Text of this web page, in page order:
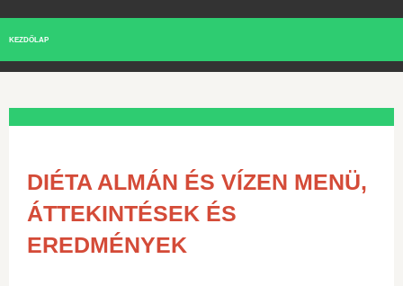
KEZDŐLAP
DIÉTA ALMÁN ÉS VÍZEN MENÜ,
ÁTTEKINTÉSEK ÉS
EREDMÉNYEK